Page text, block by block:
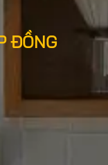
ĐỒNG